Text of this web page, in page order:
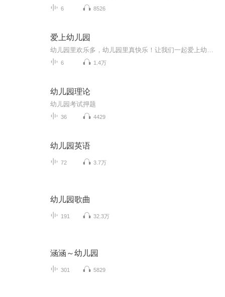
6 8526
爱上幼儿园
6 1.4万
幼儿园理论
幼儿园考试押题
36 4429
幼儿园英语
72 3.7万
幼儿园歌曲
191 32.3万
涵涵～幼儿园
301 5829